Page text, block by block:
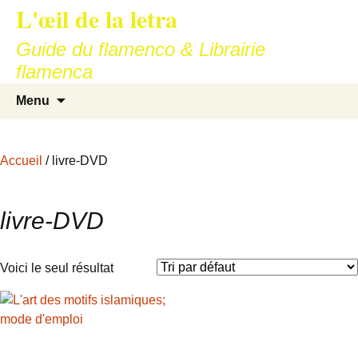
contenu
L'œil de la letra
Guide du flamenco & Librairie
flamenca
Menu
Accueil / livre-DVD
livre-DVD
Voici le seul résultat